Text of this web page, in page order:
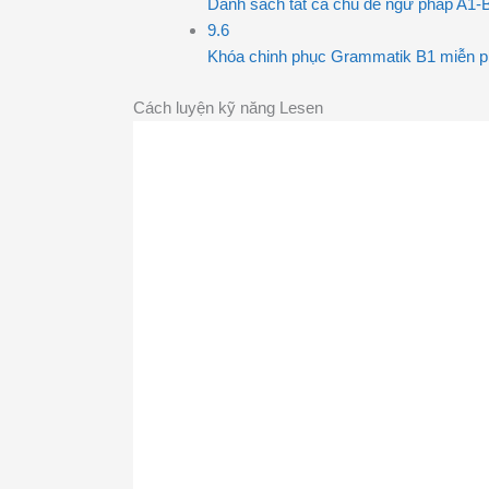
Danh sách tất cả chủ đề ngữ pháp A1-
9.6
Khóa chinh phục Grammatik B1 miễn
Cách luyện kỹ năng Lesen